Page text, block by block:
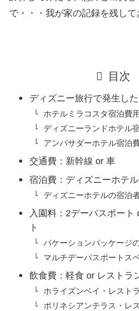
で・・・我が家の記録を残して
目次
ディズニー旅行で発生し
ホテルミラコスタ宿泊費
ディズニーランドホテル
アンバサダーホテル宿泊
交通費：新幹線 or 車
宿泊費：ディズニーホテ
ディズニーホテルの宿泊
入園料：2デーパスポート
ト
バケーションパッケージ
マルチデーパスポートス
飲食費：軽食 or レストラ
ホライズンベイ・レスト
ポリネシアンテラス・レ